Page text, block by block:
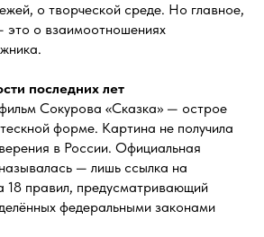
о творческой среде. Но главное,
это о взаимоотношениях
последних лет
Сокурова «Сказка» — острое
форме. Картина не получила
в России. Официальная
— лишь ссылка на
18 правил, предусматривающий
федеральными законами